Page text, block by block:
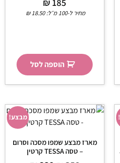
מחיר ל-100 מ״ל: ₪18.50
הוספה לסל
מבצע!
מארז מבצע שמפו מסכה וסרום
– טסה TESSA קרטין